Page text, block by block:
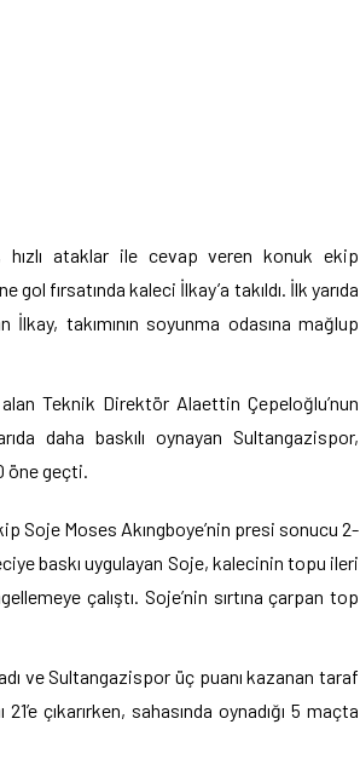
hızlı ataklar ile cevap veren konuk ekip
fırsatında kaleci İlkay’a takıldı. İlk yarıda
takımının soyunma odasına mağlup
Teknik Direktör Alaettin Çepeloğlu’nun
daha baskılı oynayan Sultangazispor,
öne geçti.
Soje Moses Akıngboye’nin presi sonucu 2-
baskı uygulayan Soje, kalecinin topu ileri
çalıştı. Soje’nin sırtına çarpan top
ve Sultangazispor üç puanı kazanan taraf
çıkarırken, sahasında oynadığı 5 maçta